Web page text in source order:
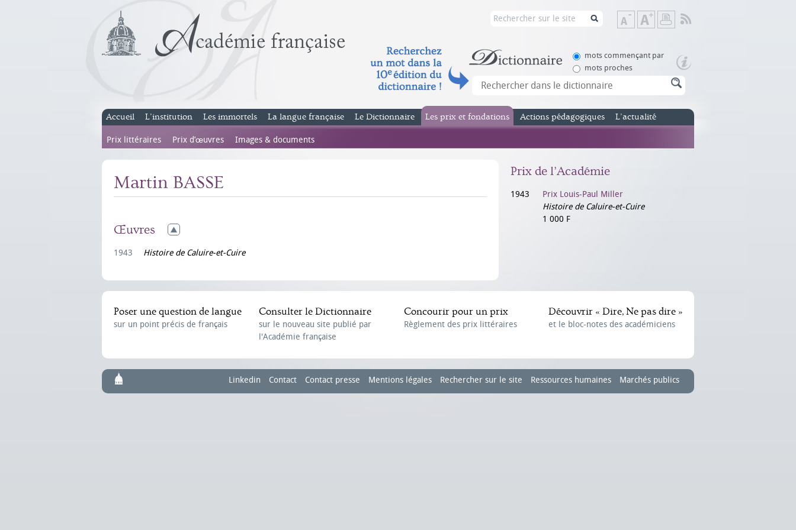
Diminuer
la
de
Augmenter
la
de
mots commençant par
mots proches
Accueil L’institution Les immortels La langue française Le Dictionnaire Les prix et fondations
Prix littéraires Prix d’œuvres Images & documents
Actions pédagogiques L’actualité
Martin BASSE
Œuvres
1943 Histoire de Caluire-et-Cuire
Prix de l’Académie
1943
Prix Louis-Paul Miller
Histoire de Caluire-et-Cuire
1 000 F
Poser une question de langue
sur un point précis de français
Consulter le Dictionnaire
sur le nouveau site publié par
l'Académie française
Concourir pour un prix
Règlement des prix littéraires
Découvrir « Dire, Ne pas dire »
et le bloc-notes des académiciens
Linkedin Contact Contact presse Mentions légales Rechercher sur le site Ressources humaines Marchés publics